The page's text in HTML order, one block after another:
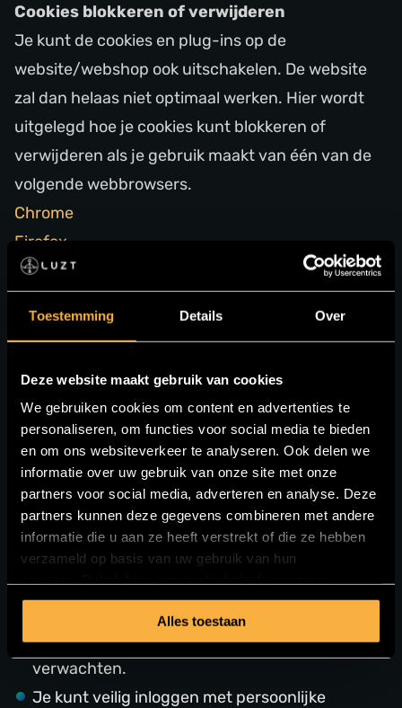
Toestemming Details Over
Deze website maakt gebruik van cookies
We gebruiken cookies om content en advertenties te
personaliseren, om functies voor social media te bieden
en om ons websiteverkeer te analyseren. Ook delen we
informatie over uw gebruik van onze site met onze
partners voor social media, adverteren en analyse. Deze
partners kunnen deze gegevens combineren met andere
informatie die u aan ze heeft verstrekt of die ze hebben
verzameld op basis van uw gebruik van hun
informatie.
Alles toestaan
Cookies blokkeren of verwijderen
Je kunt de cookies en plug-ins op de
website/webshop ook uitschakelen. De website
zal dan helaas niet optimaal werken. Hier wordt
uitgelegd hoe je cookies kunt blokkeren of
verwijderen als je gebruik maakt van één van de
volgende webbrowsers.
Chrome
Firefox
Internet Explorer
Standaard cookie-pakket
Kies je voor het Standaard cookie-pakket dan
zullen de simpele functies van de
website/webshop goed werken:
We laten je willekeurige advertenties zien die
niet persoonlijk op jou zijn afgestemd.
De website/webshop werkt zoals je kunt
verwachten.
Je kunt veilig inloggen met persoonlijke